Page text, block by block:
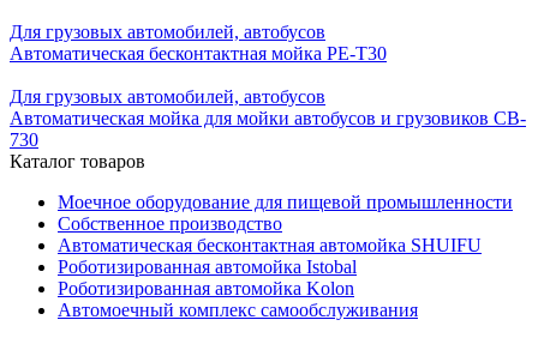
Для грузовых автомобилей, автобусов
Автоматическая бесконтактная мойка PE-T30
Для грузовых автомобилей, автобусов
Автоматическая мойка для мойки автобусов и грузовиков CB-
730
Каталог товаров
Моечное оборудование для пищевой промышленности
Собственное производство
Автоматическая бесконтактная автомойка SHUIFU
Роботизированная автомойка Istobal
Роботизированная автомойка Kolon
Автомоечный комплекс самообслуживания